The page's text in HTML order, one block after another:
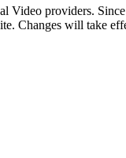
providers.
Changes will take